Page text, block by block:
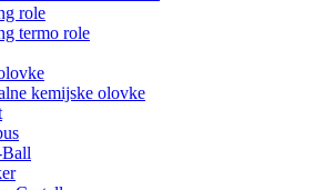
role
termo role
kemijske olovke